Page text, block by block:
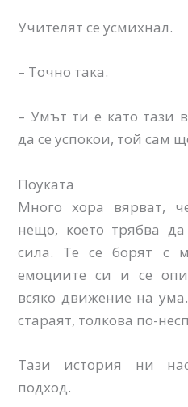
Учителят се усмихнал.
– Точно така.
– Умът ти е като тази
да се успокои, той сам
Поуката
Много хора вярват,
нещо, което трябва
сила. Те се борят с
емоциите си и се
всяко движение на
стараят, толкова по-
Тази история ни
подход.